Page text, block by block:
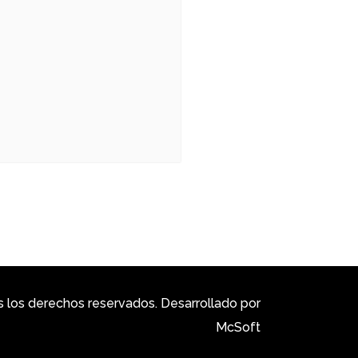
los derechos reservados. Desarrollado por
McSoft